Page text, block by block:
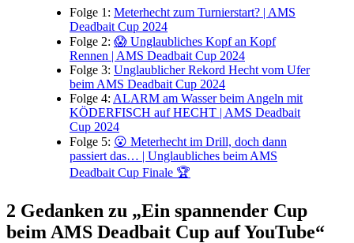
Folge 1: Meterhecht zum Turnierstart? | AMS
Deadbait Cup 2024
Folge 2: 😱 Unglaubliches Kopf an Kopf
Rennen | AMS Deadbait Cup 2024
Folge 3: Unglaublicher Rekord Hecht vom Ufer
beim AMS Deadbait Cup 2024
Folge 4: ALARM am Wasser beim Angeln mit
KÖDERFISCH auf HECHT | AMS Deadbait
Cup 2024
Folge 5: 😮 Meterhecht im Drill, doch dann
passiert das… | Unglaubliches beim AMS
Deadbait Cup Finale 🏆
2 Gedanken zu „Ein spannender Cup
beim AMS Deadbait Cup auf YouTube“